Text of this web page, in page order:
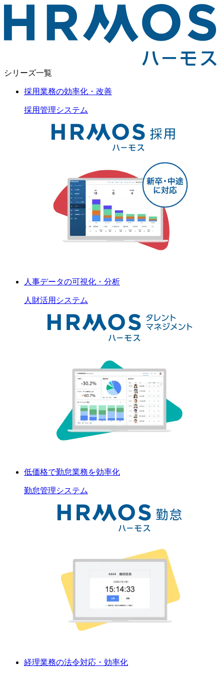
シリーズ一覧
採用業務の効率化・改善
採用管理システム
人事データの可視化・分析
人財活用 システム
低価格で勤怠業務を効率化
勤怠管理システム
経理業務の法令対応・効率化